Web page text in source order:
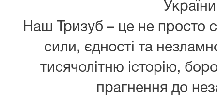
Наш Тризуб – це не просто
сили, єдності та
тисячолітню історію,
прагнення до